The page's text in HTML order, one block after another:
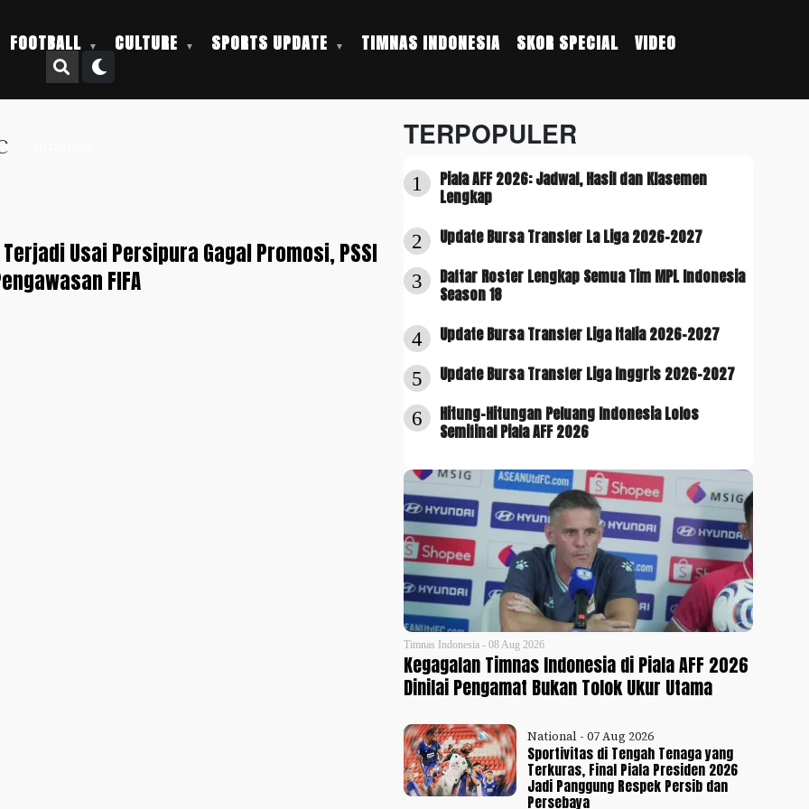
FOOTBALL CULTURE SPORTS UPDATE TIMNAS INDONESIA SKOR SPECIAL VIDEO
Usai Persipura Gagal Promosi, PSSI
FIFA
TERPOPULER
1
Piala AFF 2026: Jadwal, Hasil dan Klasemen
Lengkap
2 Update Bursa Transfer La Liga 2026-2027
3
Daftar Roster Lengkap Semua Tim MPL Indonesia
Season 18
4 Update Bursa Transfer Liga Italia 2026-2027
5 Update Bursa Transfer Liga Inggris 2026-2027
6
Hitung-Hitungan Peluang Indonesia Lolos
Semifinal Piala AFF 2026
Timnas Indonesia - 08 Aug 2026
Kegagalan Timnas Indonesia di Piala AFF 2026
Dinilai Pengamat Bukan Tolok Ukur Utama
National - 07 Aug 2026
Sportivitas di Tengah Tenaga yang
Terkuras, Final Piala Presiden 2026
Jadi Panggung Respek Persib dan
Persebaya